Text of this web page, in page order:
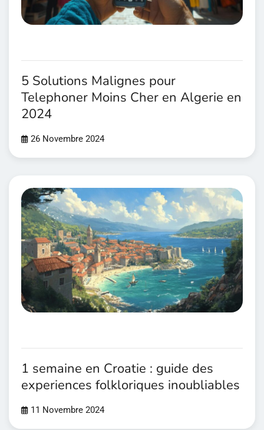
5 Solutions Malignes pour
Telephoner Moins Cher en Algerie en
2024
26 Novembre 2024
1 semaine en Croatie : guide des
experiences folkloriques inoubliables
11 Novembre 2024